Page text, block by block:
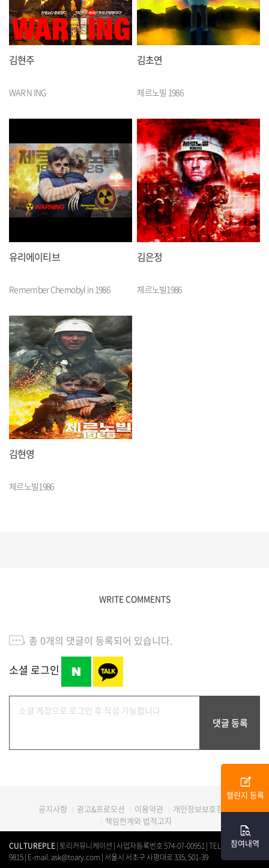
edit_square
챌린지 등록
quick_reference_all
참여내역
김현주
WAR N ING
김초연
체르노빌 1986
유리에이티브
Remember Chernobyl in 1986
김은정
체르노빌1986
김현영
체르노빌1986
WRITE COMMENTS
총 0개의 댓글이 등록되어 있습니다.
소셜 로그인
공지사항 광고&프로모션 이용약관
개인정보보호정책
책임한계와 법적고지
CULTUREPLE| 토리커뮤니케이션 | 사업자등록번호 574-07-00951 | TEL. 0507-1312-
9815 | E-mail. ask@toary.com | 서울시 서초구 사평대로 335, 501-39